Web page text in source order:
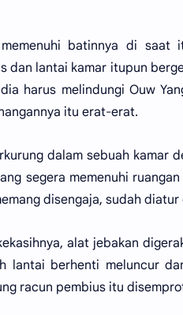
batinnya di
dan lantai kamar itupun
harus melindungi Ouw
itu erat-erat.
dalam sebuah kamar
segera memenuhi
disengaja, sudah diatur
alat jebakan
lantai berhenti meluncur
racun pembius itu